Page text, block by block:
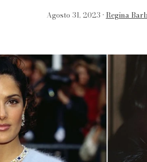
Agosto 31, 2023 • Regina